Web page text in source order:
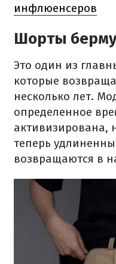
инфлюенсеров
Шорты
Это один из
которые
несколько лет.
определенное
активизирована,
теперь
возвращаются в